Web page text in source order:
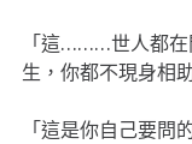
「這………世人都在
生，你都不現身相
「這是你自己要問